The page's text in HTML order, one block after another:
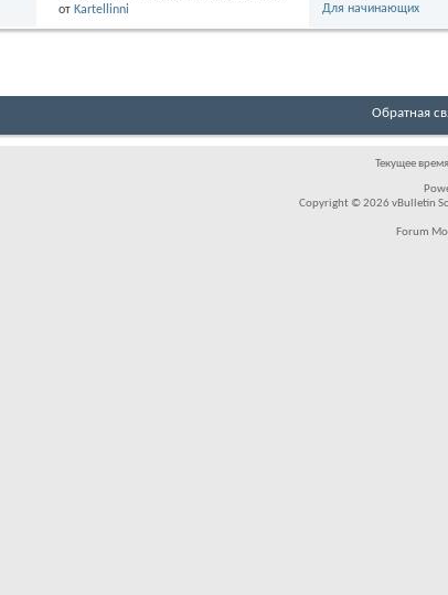
Последнее сообщение: 09.10.2024
отKartellinni
Форум:
Для начинающих
Copyright © 2026 vBulletin